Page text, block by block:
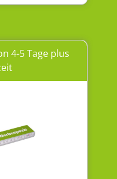
4-5 Tage plus